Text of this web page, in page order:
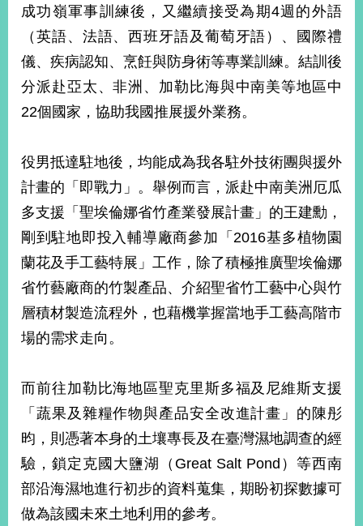
成功嶺軍事訓練後，又繼續接受為期4週的外語
（英語、法語、西班牙語及葡萄牙語）、國際禮
儀、疾病認知、烹飪與防身術等專業訓練。結訓後
分派赴亞太、非洲、加勒比海與中南美等地區中
22個國家，協助我國推展援外業務。
役男抵達駐地後，均能成為我各駐外技術團與援外
計畫的「即戰力」。舉例而言，派赴中南美洲厄瓜
多支援「聖埃倫娜省竹產業發展計畫」的王建勳，
剛到駐地即投入輔導廠商參加「2016基多植物園
蘭花及手工藝特展」工作，除了積極推廣聖埃倫娜
省竹藝廠商的竹製產品、介紹聖省竹工藝中心與竹
層積材製造流程外，也藉機掌握當地手工藝高階市
場的需求走向。
而前往加勒比海地區聖克里斯多福及尼維斯支援
「蔬果及雜糧作物與產品安全改進計畫」的陳彤
昀，則憑著本身的土壤專長及在臺灣濕地調查的經
驗，鎖定克國大鹽湖（Great Salt Pond）等西南
部沿海濕地進行初步的資料蒐集，期盼初探數據可
做為該國未來土地利用的參考。